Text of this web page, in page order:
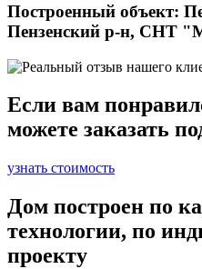
Построенный объект:
Пензенский р-н, СНТ
Если вам
можете заказать
узнать стоимость
Дом построен по
технологии, по
проекту